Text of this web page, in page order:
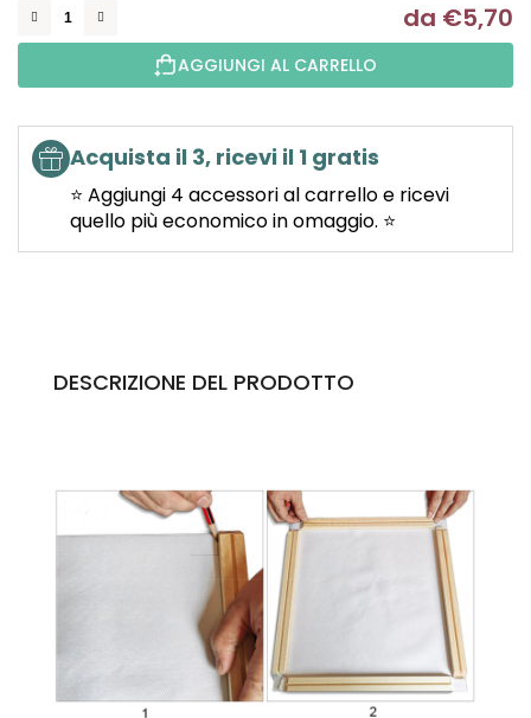
da €5,70
AGGIUNGI AL CARRELLO
Acquista il 3, ricevi il 1 gratis
⭐ Aggiungi 4 accessori al carrello e ricevi
quello più economico in omaggio. ⭐
DESCRIZIONE DEL PRODOTTO